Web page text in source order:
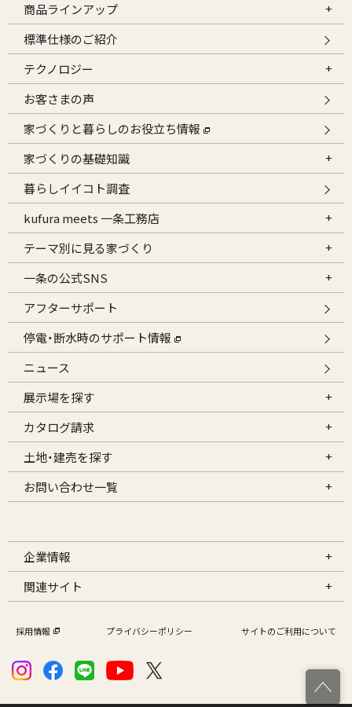
商品ラインアップ
標準仕様のご紹介
テクノロジー
お客さまの声
家づくりと暮らしのお役立ち情報
家づくりの基礎知識
暮らしイイコト調査
kufura meets 一条工務店
テーマ別に見る家づくり
一条の公式SNS
アフターサポート
停電・断水時のサポート情報
ニュース
展示場を探す
カタログ請求
土地・建売を探す
お問い合わせ一覧
企業情報
関連サイト
採用情報 プライバシーポリシー サイトのご利用について